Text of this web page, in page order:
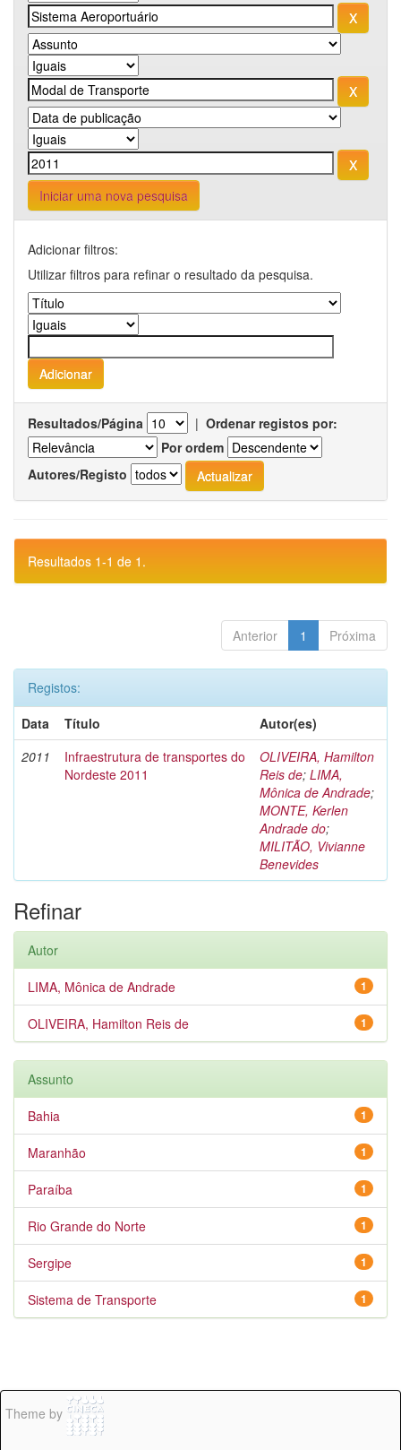
Iniciar uma nova pesquisa
Adicionar filtros:
Utilizar filtros para refinar o resultado da pesquisa.
Resultados/Página | Ordenar registos por:
Por ordem
Autores/Registo
Resultados 1-1 de 1.
Anterior 1 Próxima
Registos:
Data
Título
Autor(es)
2011
Infraestrutura de transportes do
Nordeste 2011
OLIVEIRA, Hamilton
Reis de; LIMA,
Mônica de Andrade;
MONTE, Kerlen
Andrade do;
MILITÃO, Vivianne
Benevides
Refinar
Autor
1
LIMA, Mônica de Andrade
1
OLIVEIRA, Hamilton Reis de
Assunto
1
Bahia
1
Maranhão
1
Paraíba
1
Rio Grande do Norte
1
Sergipe
1
Sistema de Transporte
Theme by